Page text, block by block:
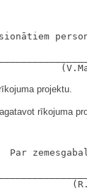
projektu.
rīkojuma